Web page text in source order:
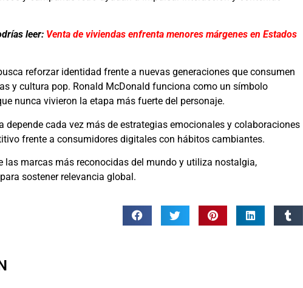
leer: Venta de viviendas enfrenta menores márgenes en Estados
reforzar identidad frente a nuevas generaciones que consumen
y cultura pop. Ronald McDonald funciona como un símbolo
nunca vivieron la etapa más fuerte del personaje.
depende cada vez más de estrategias emocionales y colaboraciones
frente a consumidores digitales con hábitos cambiantes.
las marcas más reconocidas del mundo y utiliza nostalgia,
sostener relevancia global.